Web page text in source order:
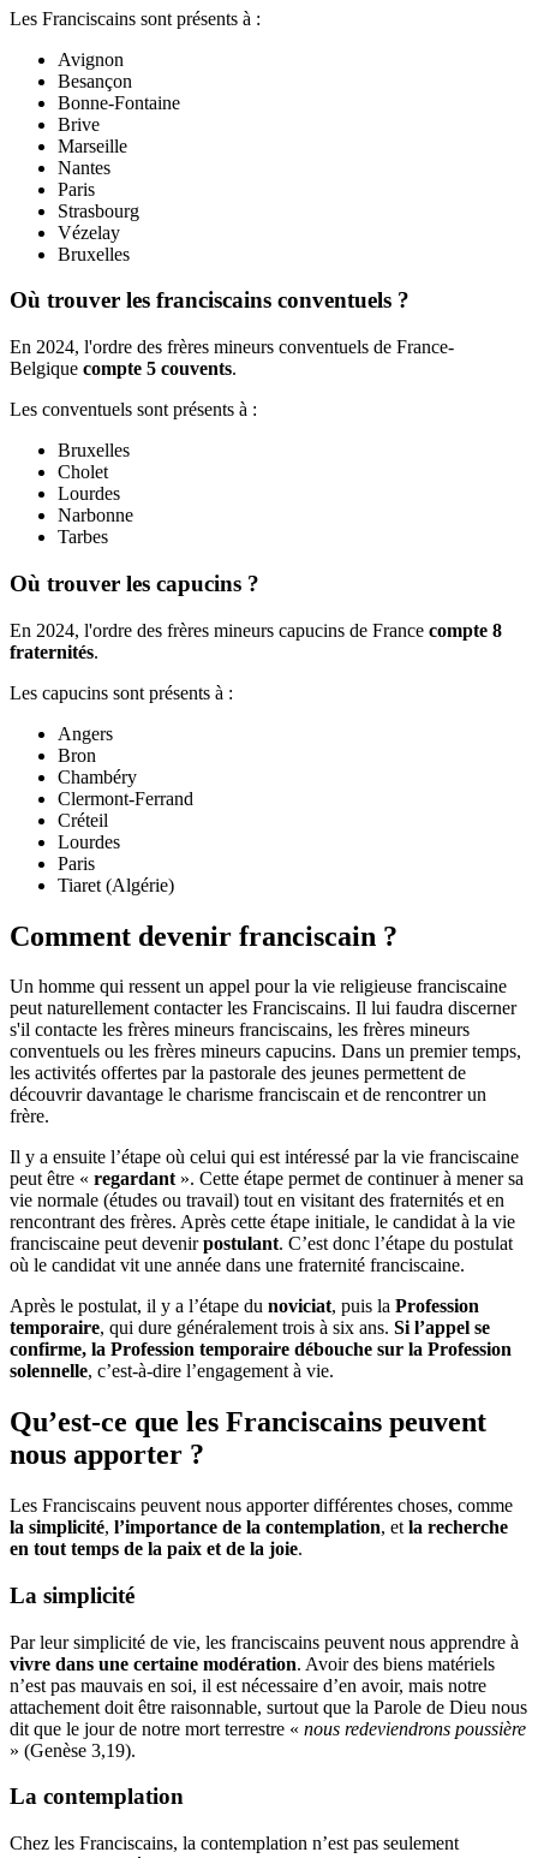
Les Franciscains sont présents à :
Avignon
Besançon
Bonne-Fontaine
Brive
Marseille
Nantes
Paris
Strasbourg
Vézelay
Bruxelles
Où trouver les franciscains conventuels ?
En 2024, l'ordre des frères mineurs conventuels de France-
Belgique compte 5 couvents.
Les conventuels sont présents à :
Bruxelles
Cholet
Lourdes
Narbonne
Tarbes
Où trouver les capucins ?
En 2024, l'ordre des frères mineurs capucins de France compte 8
fraternités.
Les capucins sont présents à :
Angers
Bron
Chambéry
Clermont-Ferrand
Créteil
Lourdes
Paris
Tiaret (Algérie)
Comment devenir franciscain ?
Un homme qui ressent un appel pour la vie religieuse franciscaine
peut naturellement contacter les Franciscains. Il lui faudra discerner
s'il contacte les frères mineurs franciscains, les frères mineurs
conventuels ou les frères mineurs capucins. Dans un premier temps,
les activités offertes par la pastorale des jeunes permettent de
découvrir davantage le charisme franciscain et de rencontrer un
frère.
Il y a ensuite l’étape où celui qui est intéressé par la vie franciscaine
peut être « regardant ». Cette étape permet de continuer à mener sa
vie normale (études ou travail) tout en visitant des fraternités et en
rencontrant des frères. Après cette étape initiale, le candidat à la vie
franciscaine peut devenirpostulant. C’est donc l’étape du postulat
où le candidat vit une année dans une fraternité franciscaine.
Après le postulat, il y a l’étape du noviciat, puis la Profession
temporaire, qui dure généralement trois à six ans. Si l’appel se
confirme, la Profession temporaire débouche sur la Profession
solennelle, c’est-à-dire l’engagement à vie.
Qu’est-ce que les Franciscains peuvent
nous apporter ?
Les Franciscains peuvent nous apporter différentes choses, comme
la simplicité, l’importance de la contemplation, et la recherche
en tout temps de la paix et de la joie.
La simplicité
Par leur simplicité de vie, les franciscains peuvent nous apprendre à
vivre dans une certaine modération. Avoir des biens matériels
n’est pas mauvais en soi, il est nécessaire d’en avoir, mais notre
attachement doit être raisonnable, surtout que la Parole de Dieu nous
dit que le jour de notre mort terrestre « nous redeviendrons poussière
» (Genèse 3,19).
La contemplation
Chez les Franciscains, la contemplation n’est pas seulement